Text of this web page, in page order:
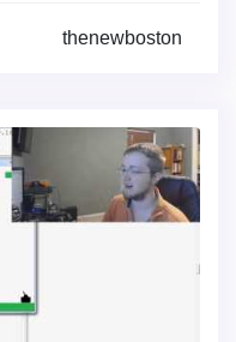
thenewboston